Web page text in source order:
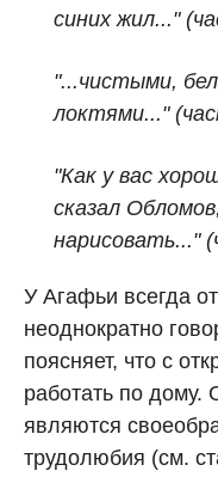
синих жил..."
"...чистыми,
локтями..."
"Как у вас
сказал
нарисовать..."
У Агафьи всегда
неоднократно
поясняет, что с
работать по дому.
являются
трудолюбия (см.